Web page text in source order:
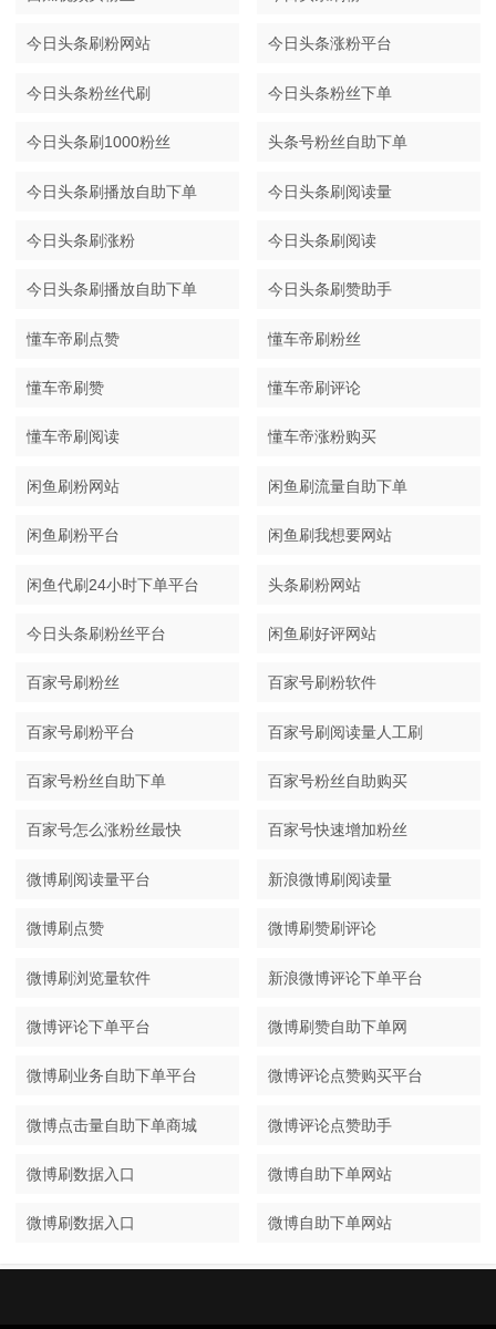
今日头条刷粉网站 今日头条涨粉平台
今日头条粉丝代刷 今日头条粉丝下单
今日头条刷1000粉丝 头条号粉丝自助下单
今日头条刷播放自助下单 今日头条刷阅读量
今日头条刷涨粉 今日头条刷阅读
今日头条刷播放自助下单 今日头条刷赞助手
懂车帝刷点赞 懂车帝刷粉丝
懂车帝刷赞 懂车帝刷评论
懂车帝刷阅读 懂车帝涨粉购买
闲鱼刷粉网站 闲鱼刷流量自助下单
闲鱼刷粉平台 闲鱼刷我想要网站
闲鱼代刷24小时下单平台 头条刷粉网站
今日头条刷粉丝平台 闲鱼刷好评网站
百家号刷粉丝 百家号刷粉软件
百家号刷粉平台 百家号刷阅读量人工刷
百家号粉丝自助下单 百家号粉丝自助购买
百家号怎么涨粉丝最快 百家号快速增加粉丝
微博刷阅读量平台 新浪微博刷阅读量
微博刷点赞 微博刷赞刷评论
微博刷浏览量软件 新浪微博评论下单平台
微博评论下单平台 微博刷赞自助下单网
微博刷业务自助下单平台 微博评论点赞购买平台
微博点击量自助下单商城 微博评论点赞助手
微博刷数据入口 微博自助下单网站
微博刷数据入口 微博自助下单网站